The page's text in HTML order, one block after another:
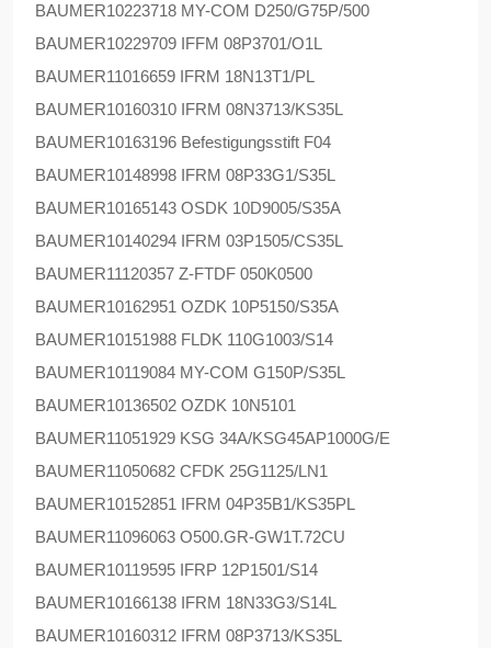
BAUMER10223718 MY-COM D250/G75P/500
BAUMER10229709 IFFM 08P3701/O1L
BAUMER11016659 IFRM 18N13T1/PL
BAUMER10160310 IFRM 08N3713/KS35L
BAUMER10163196 Befestigungsstift F04
BAUMER10148998 IFRM 08P33G1/S35L
BAUMER10165143 OSDK 10D9005/S35A
BAUMER10140294 IFRM 03P1505/CS35L
BAUMER11120357 Z-FTDF 050K0500
BAUMER10162951 OZDK 10P5150/S35A
BAUMER10151988 FLDK 110G1003/S14
BAUMER10119084 MY-COM G150P/S35L
BAUMER10136502 OZDK 10N5101
BAUMER11051929 KSG 34A/KSG45AP1000G/E
BAUMER11050682 CFDK 25G1125/LN1
BAUMER10152851 IFRM 04P35B1/KS35PL
BAUMER11096063 O500.GR-GW1T.72CU
BAUMER10119595 IFRP 12P1501/S14
BAUMER10166138 IFRM 18N33G3/S14L
BAUMER10160312 IFRM 08P3713/KS35L